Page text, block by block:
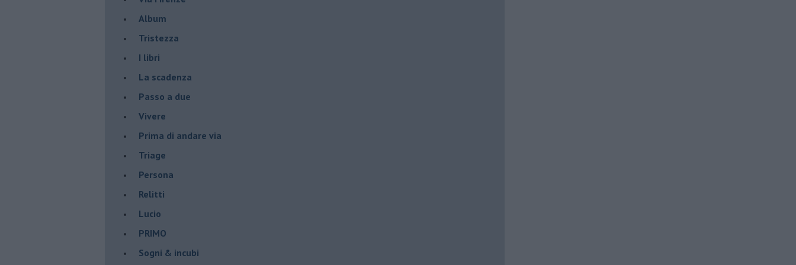
Album
Tristezza
I libri
La scadenza
Passo a due
Vivere
Prima di andare via
Triage
Persona
Relitti
Lucio
PRIMO
Sogni & incubi